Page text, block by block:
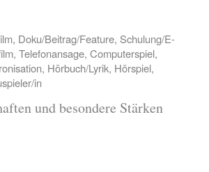
Doku/Beitrag/Feature, Schulung/E-
Telefonansage, Computerspiel,
Hörbuch/Lyrik, Hörspiel,
in
und besondere Stärken